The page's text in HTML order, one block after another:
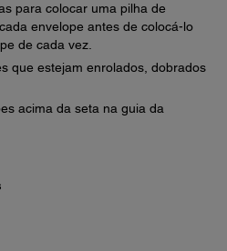
para colocar uma pilha de
envelope antes de colocá-lo
de cada vez.
que estejam enrolados, dobrados
acima da seta na guia da